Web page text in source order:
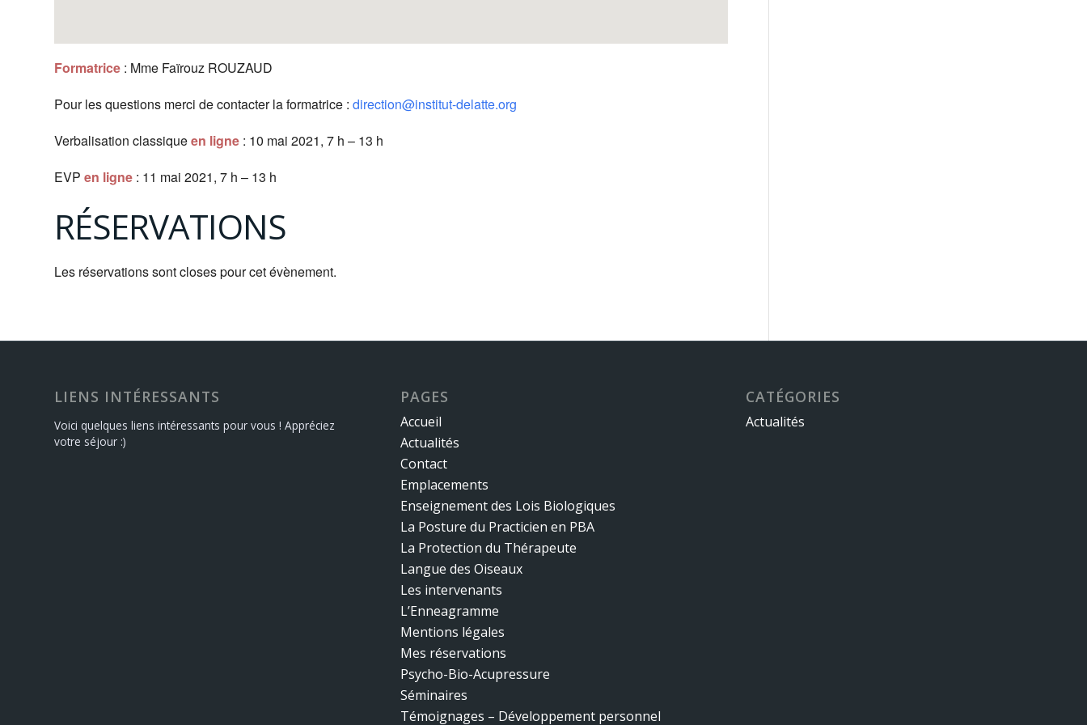
Formatrice : Mme Faïrouz ROUZAUD
Pour les questions merci de contacter la formatrice : direction@institut-delatte.org
Verbalisation classiqueen ligne : 10 mai 2021, 7 h – 13 h
EVP en ligne : 11 mai 2021, 7 h – 13 h
RÉSERVATIONS
Les réservations sont closes pour cet évènement.
LIENS INTÉRESSANTS
Voici quelques liens intéressants pour vous ! Appréciez
votre séjour :)
PAGES
Accueil
Actualités
Contact
Emplacements
Enseignement des Lois Biologiques
La Posture du Practicien en PBA
La Protection du Thérapeute
Langue des Oiseaux
Les intervenants
L’Enneagramme
Mentions légales
Mes réservations
Psycho-Bio-Acupressure
Séminaires
Témoignages – Développement personnel
CATÉGORIES
Actualités